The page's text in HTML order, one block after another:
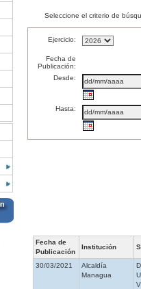
Seleccione el criterio de
Ejercicio:
Fecha de
Publicación:
Desde:
Hasta:
Fecha de
Publicación
Institución
30/03/2021
Alcaldía
Managua